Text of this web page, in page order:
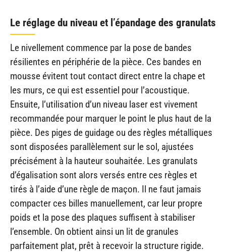
Le réglage du niveau et l’épandage des granulats
Le nivellement commence par la pose de bandes
résilientes en périphérie de la pièce. Ces bandes en
mousse évitent tout contact direct entre la chape et
les murs, ce qui est essentiel pour l’acoustique.
Ensuite, l’utilisation d’un niveau laser est vivement
recommandée pour marquer le point le plus haut de la
pièce. Des piges de guidage ou des règles métalliques
sont disposées parallèlement sur le sol, ajustées
précisément à la hauteur souhaitée. Les granulats
d’égalisation sont alors versés entre ces règles et
tirés à l’aide d’une règle de maçon. Il ne faut jamais
compacter ces billes manuellement, car leur propre
poids et la pose des plaques suffisent à stabiliser
l’ensemble. On obtient ainsi un lit de granules
parfaitement plat, prêt à recevoir la structure rigide.